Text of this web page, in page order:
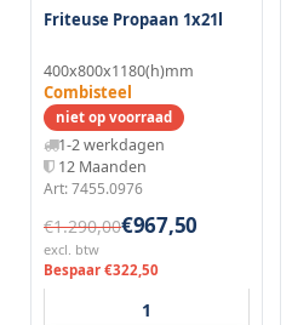
Friteuse Propaan 1x21l
400x800x1180(h)mm
Combisteel
niet op voorraad
1-2 werkdagen
12 Maanden
Art: 7455.0976
€1.290,00€967,50
excl. btw
Bespaar €322,50